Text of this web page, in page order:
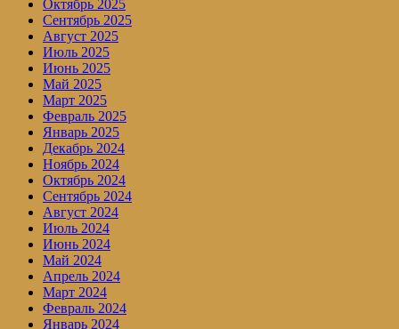
Октябрь 2025
Сентябрь 2025
Август 2025
Июль 2025
Июнь 2025
Май 2025
Март 2025
Февраль 2025
Январь 2025
Декабрь 2024
Ноябрь 2024
Октябрь 2024
Сентябрь 2024
Август 2024
Июль 2024
Июнь 2024
Май 2024
Апрель 2024
Март 2024
Февраль 2024
Январь 2024